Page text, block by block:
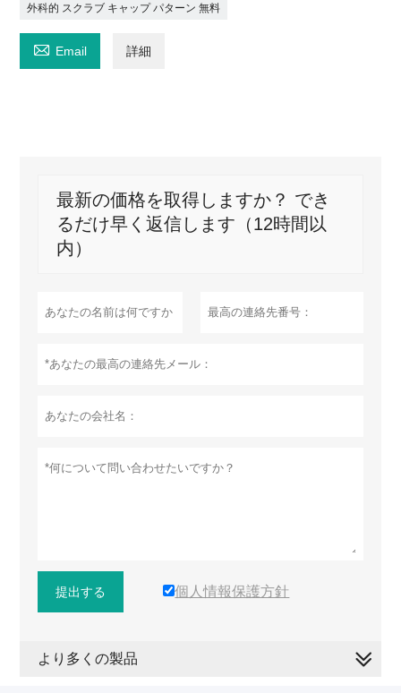
外科的 スクラブ キャップ パターン 無料
 Email 詳細
最新の価格を取得しますか？ でき
るだけ早く返信します（12時間以
内）
提出する 個人情報保護方針
より多くの製品